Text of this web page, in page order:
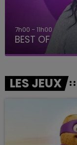
7h00 - 11h00
BEST OF
LES JEUX